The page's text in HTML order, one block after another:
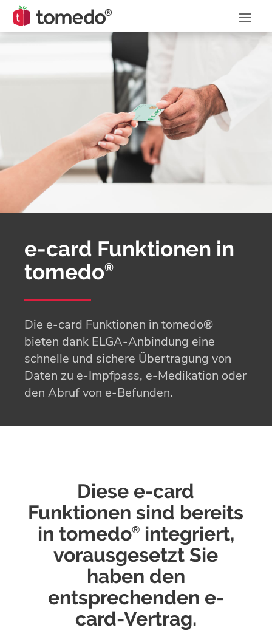
e-card Funktionen in
tomedo®
Die e-card Funktionen in tomedo®
bieten dank ELGA-Anbindung eine
schnelle und sichere Übertragung von
Daten zu e-Impfpass, e-Medikation oder
den Abruf von e-Befunden.
Diese e-card
Funktionen sind bereits
in tomedo®integriert,
vorausgesetzt Sie
haben den
entsprechenden e-
card-Vertrag.